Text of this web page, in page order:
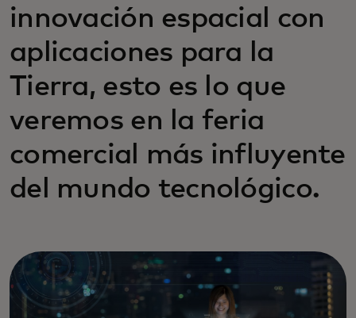
innovación espacial con
aplicaciones para la
Tierra, esto es lo que
veremos en la feria
comercial más influyente
del mundo tecnológico.